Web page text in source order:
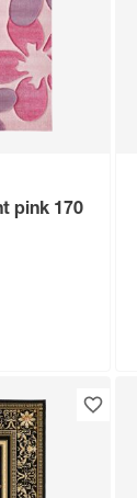
pink 170